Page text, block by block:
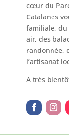
cœur du
Catalanes
familiale, du
air, des
randonnée,
l’artisanat
A très